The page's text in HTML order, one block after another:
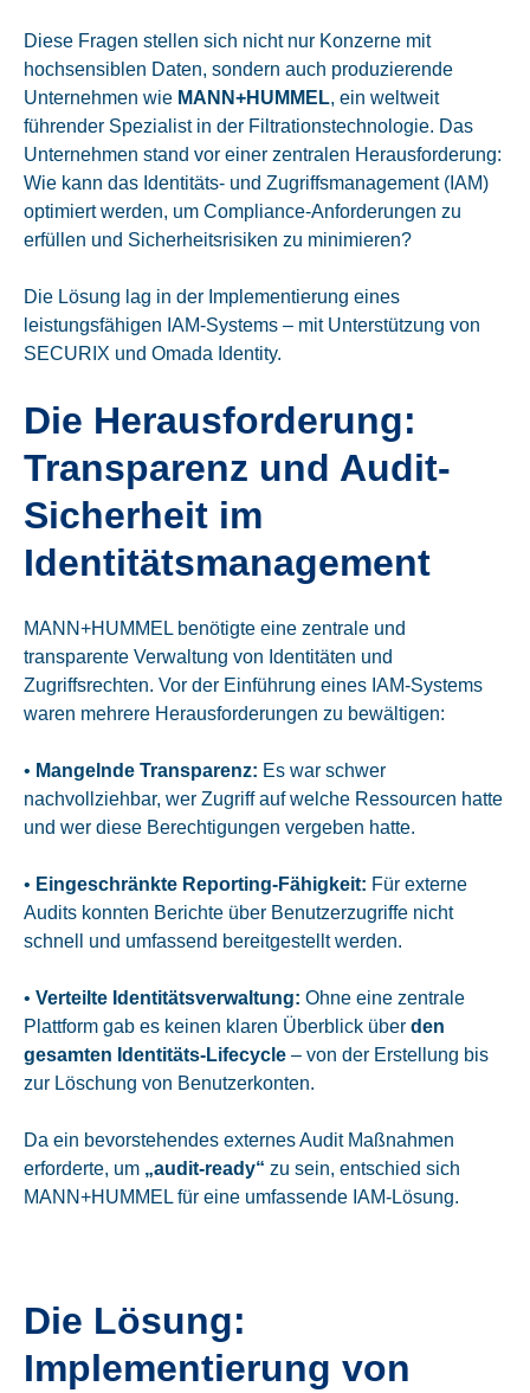
Diese Fragen stellen sich nicht nur Konzerne mit
hochsensiblen Daten, sondern auch produzierende
Unternehmen wie MANN+HUMMEL, ein weltweit
führender Spezialist in der Filtrationstechnologie. Das
Unternehmen stand vor einer zentralen Herausforderung:
Wie kann das Identitäts- und Zugriffsmanagement (IAM)
optimiert werden, um Compliance-Anforderungen zu
erfüllen und Sicherheitsrisiken zu minimieren?
Die Lösung lag in der Implementierung eines
leistungsfähigen IAM-Systems – mit Unterstützung von
SECURIX und Omada Identity.
Die Herausforderung:
Transparenz und Audit-
Sicherheit im
Identitätsmanagement
MANN+HUMMEL benötigte eine zentrale und
transparente Verwaltung von Identitäten und
Zugriffsrechten. Vor der Einführung eines IAM-Systems
waren mehrere Herausforderungen zu bewältigen:
• Mangelnde Transparenz: Es war schwer
nachvollziehbar, wer Zugriff auf welche Ressourcen hatte
und wer diese Berechtigungen vergeben hatte.
• Eingeschränkte Reporting-Fähigkeit: Für externe
Audits konnten Berichte über Benutzerzugriffe nicht
schnell und umfassend bereitgestellt werden.
• Verteilte Identitätsverwaltung: Ohne eine zentrale
Plattform gab es keinen klaren Überblick über den
gesamten Identitäts-Lifecycle – von der Erstellung bis
zur Löschung von Benutzerkonten.
Da ein bevorstehendes externes Audit Maßnahmen
erforderte, um „audit-ready“ zu sein, entschied sich
MANN+HUMMEL für eine umfassende IAM-Lösung.
Die Lösung:
Implementierung von